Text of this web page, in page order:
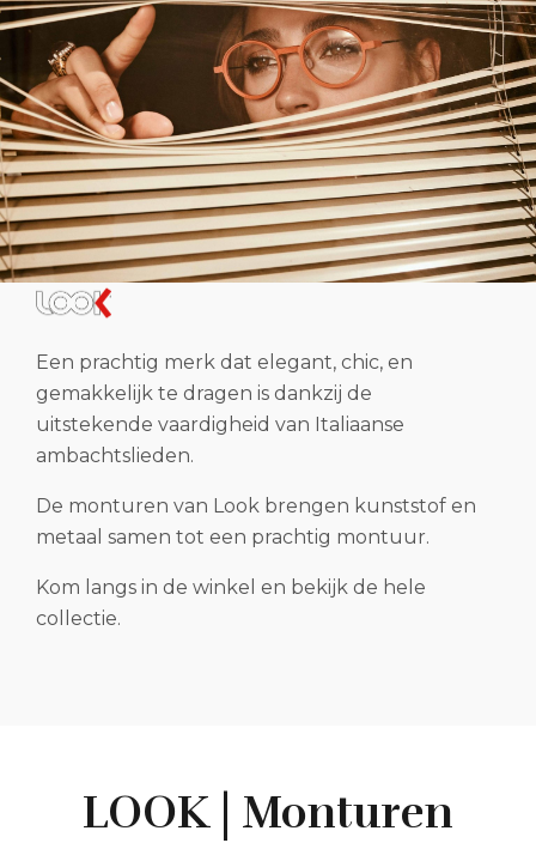
Een prachtig merk dat elegant, chic, en
gemakkelijk te dragen is dankzij de
uitstekende vaardigheid van Italiaanse
ambachtslieden.
De monturen van Look brengen kunststof en
metaal samen tot een prachtig montuur.
Kom langs in de winkel en bekijk de hele
collectie.
LOOK | Monturen